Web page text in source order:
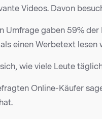
Videos. Davon
Umfrage gaben 59%
einen Werbetext lesen
wie viele Leute
Online-Käufer